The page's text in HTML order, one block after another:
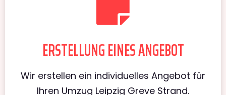
ERSTELLUNG EINES ANGEBOT
Wir erstellen ein individuelles Angebot für
Ihren Umzug Leipzig Greve Strand.